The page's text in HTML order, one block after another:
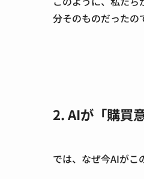
分そのものだったの
2. AIが「購買
では、なぜ今AIがこ